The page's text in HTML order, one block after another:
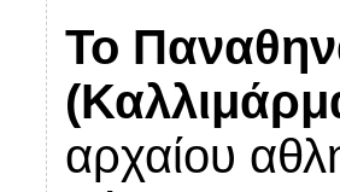
Το
αρχαίου